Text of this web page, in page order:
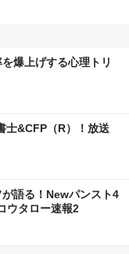
爆上げする心理トリ
士&CFP（R）！放送
語る！Newパンスト4
ウタロー速報2